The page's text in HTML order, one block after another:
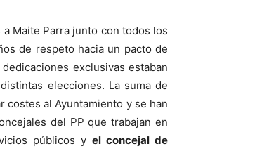
Maite Parra junto con todos los
de respeto hacia un pacto de
exclusivas estaban
elecciones. La suma de
costes al Ayuntamiento y se han
del PP que trabajan en
públicos y el concejal de